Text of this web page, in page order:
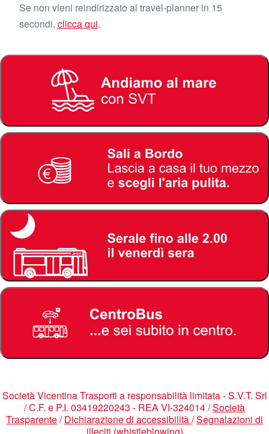
Se non vieni reindirizzato al travel-planner in 15
secondi, clicca qui.
Società Vicentina Trasporti a responsabilità limitata - S.V.T. Srl
/ C.F. e P.I. 03419220243 - REA VI-324014 /Società
Trasparente/Dichiarazione di accessibilità/Segnalazioni di
illeciti (whistleblowing)